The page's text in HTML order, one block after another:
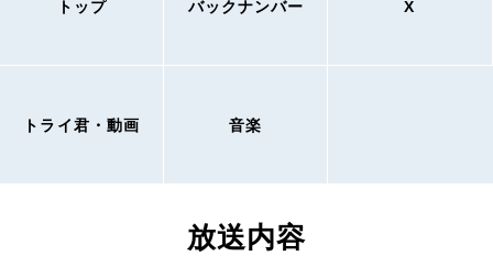
トップ バックナンバー X
トライ君・動画 音楽
放送内容